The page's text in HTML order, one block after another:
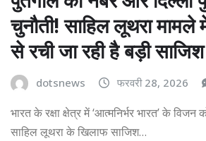
चुनौती! साहिल लूथरा मामले
से रची जा रही है बड़ी साजिश
dotsnews फरवरी 28, 2026
भारत के रक्षा क्षेत्र में ‘आत्मनिर्भर भारत’ के विजन
साहिल लूथरा के खिलाफ साजिश…